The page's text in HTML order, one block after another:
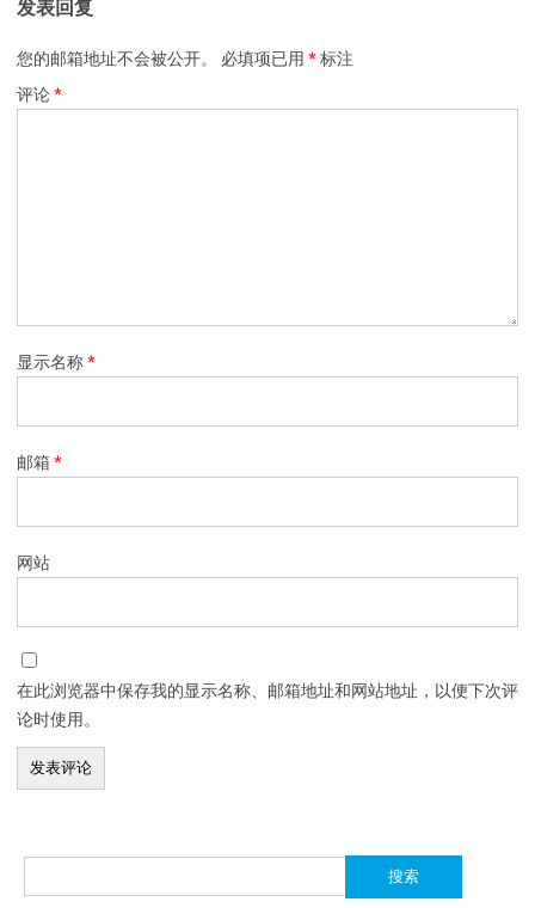
发表回复
您的邮箱地址不会被公开。 必填项已用 * 标注
评论*
显示名称*
邮箱*
网站
在此浏览器中保存我的显示名称、邮箱地址和网站地址，以便下次评
论时使用。
索：